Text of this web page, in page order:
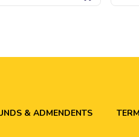
& ADMENDENTS